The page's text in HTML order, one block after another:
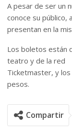
A pesar de ser un
conoce su público,
presentan en la
Los boletos están
teatro y de la red
Ticketmaster, y
pesos.
Compartir